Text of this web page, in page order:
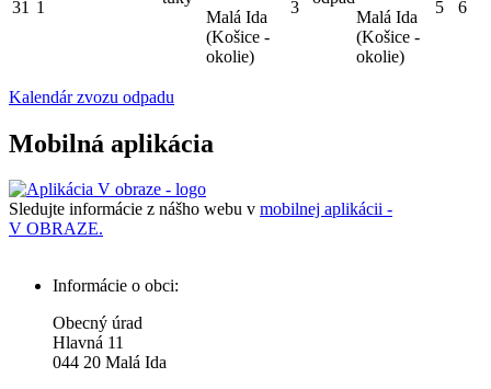
31 1
Malá Ida
(Košice -
okolie)
3
Malá Ida
(Košice -
okolie)
5 6
Kalendár zvozu odpadu
Mobilná aplikácia
Sledujte informácie z nášho webu v mobilnej aplikácii -
V OBRAZE.
Informácie o obci:
Obecný úrad
Hlavná 11
044 20 Malá Ida